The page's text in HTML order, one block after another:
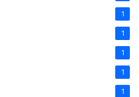
1
1
1
1
1